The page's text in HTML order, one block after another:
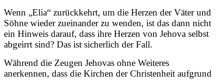
Wenn „Elia“ zurückkehrt, um die Herzen der Väter und
Söhne wieder zueinander zu wenden, ist das dann nicht
ein Hinweis darauf, dass ihre Herzen von Jehova selbst
abgeirrt sind? Das ist sicherlich der Fall.
Während die Zeugen Jehovas ohne Weiteres
anerkennen, dass die Kirchen der Christenheit aufgrund